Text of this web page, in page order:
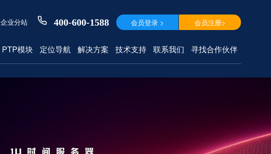
企业分站 400-600-1588 会员登录 > 会员注册>
PTP模块 定位导航 解决方案 技术支持 联系我们 寻找合作伙伴